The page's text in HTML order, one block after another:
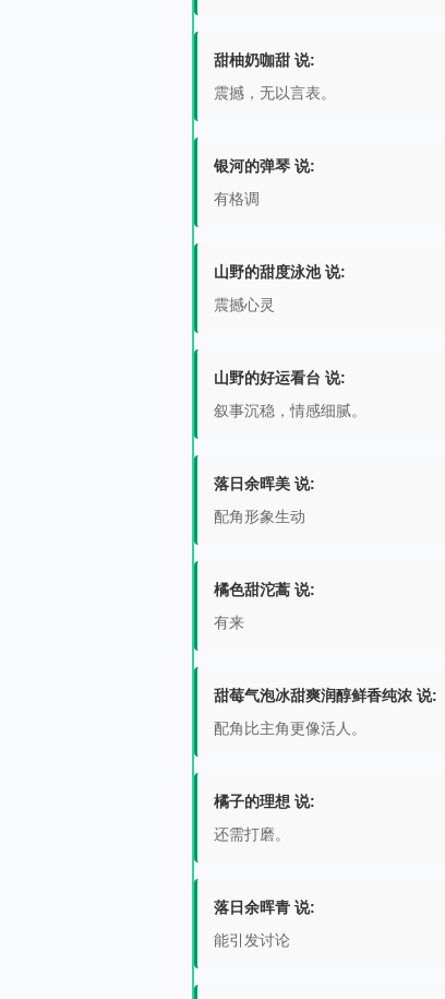
甜柚奶咖甜 说:
震撼，无以言表。
银河的弹琴 说:
有格调
山野的甜度泳池 说:
震撼心灵
山野的好运看台 说:
叙事沉稳，情感细腻。
落日余晖美 说:
配角形象生动
橘色甜沱蒿 说:
有来
甜莓气泡冰甜爽润醇鲜香纯浓 说:
配角比主角更像活人。
橘子的理想 说:
还需打磨。
落日余晖青 说:
能引发讨论